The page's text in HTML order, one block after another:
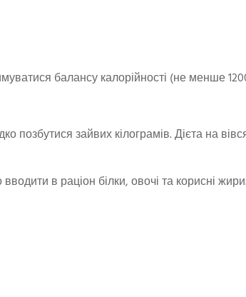
балансу калорійності (не менше
позбутися зайвих кілограмів. Дієта на
в раціон білки, овочі та корисні